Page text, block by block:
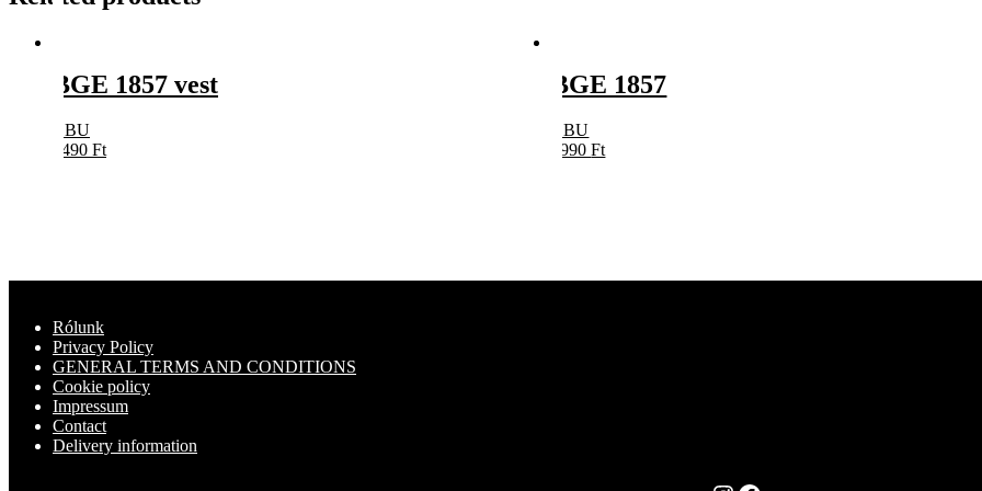
BGE 1857 vest
BBU
5490 Ft
BGE 1857
BBU
5990Ft
Rólunk
Privacy Policy
GENERAL TERMS AND CONDITIONS
Cookie policy
Impressum
Contact
Delivery information